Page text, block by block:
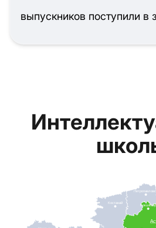
выпускников поступили
Кокшетау
Костанай